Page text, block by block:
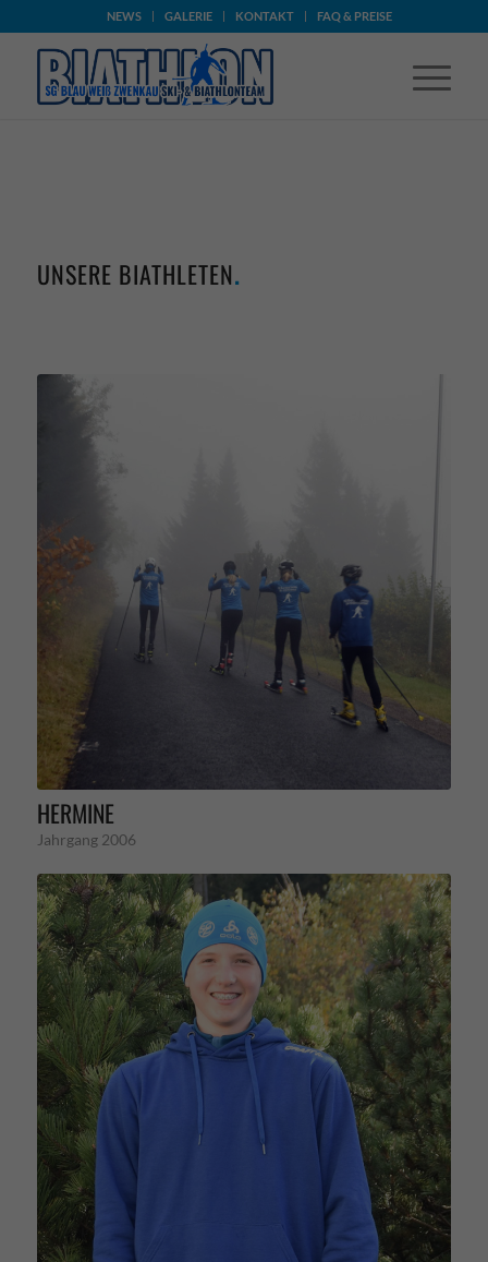
NEWS GALERIE KONTAKT FAQ & PREISE
UNSERE BIATHLETEN.
HERMINE
Jahrgang 2006